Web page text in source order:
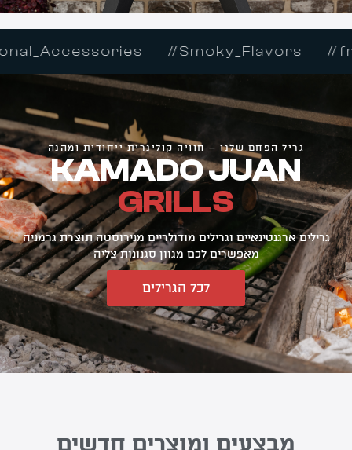
#Smoky_Flavors #free_Shipping
גריל הפחם שלנו – חוויה קולינרית ייחודית ומהנה
KAMADO JUAN
GRILLS
גרילים ארגנטינאיים וגרילים מודולריים מנירוסטה תוצרת גרמניה
מאפשרים לכם מגוון סגנונות צליה
לכל הגרילים
מבצעים ומוצרים חדשים